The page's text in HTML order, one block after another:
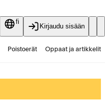
fi
Kirjaudu sisään
Poistoerät Oppaat ja artikkelit